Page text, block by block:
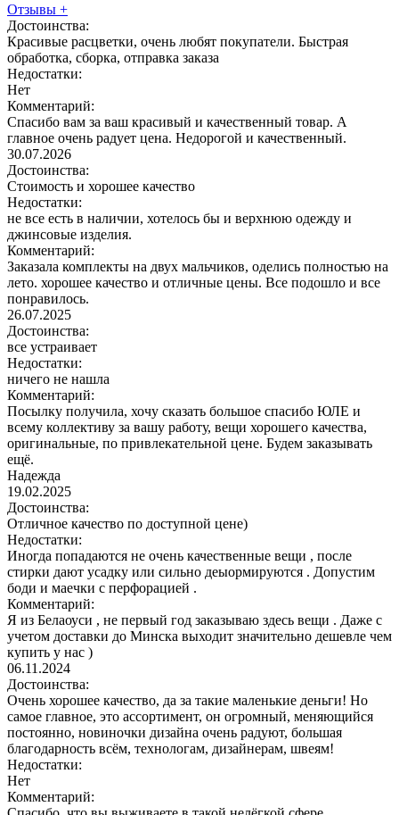
Отзывы +
Достоинства:
Красивые расцветки, очень любят покупатели. Быстрая
обработка, сборка, отправка заказа
Недостатки:
Нет
Комментарий:
Спасибо вам за ваш красивый и качественный товар. А
главное очень радует цена. Недорогой и качественный.
30.07.2026
Достоинства:
Стоимость и хорошее качество
Недостатки:
не все есть в наличии, хотелось бы и верхнюю одежду и
джинсовые изделия.
Комментарий:
Заказала комплекты на двух мальчиков, оделись полностью на
лето. хорошее качество и отличные цены. Все подошло и все
понравилось.
26.07.2025
Достоинства:
все устраивает
Недостатки:
ничего не нашла
Комментарий:
Посылку получила, хочу сказать большое спасибо ЮЛЕ и
всему коллективу за вашу работу, вещи хорошего качества,
оригинальные, по привлекательной цене. Будем заказывать
ещё.
Надежда
19.02.2025
Достоинства:
Отличное качество по доступной цене)
Недостатки:
Иногда попадаются не очень качественные вещи , после
стирки дают усадку или сильно деыормируются . Допустим
боди и маечки с перфорацией .
Комментарий:
Я из Белаоуси , не первый год заказываю здесь вещи . Даже с
учетом доставки до Минска выходит значительно дешевле чем
купить у нас )
06.11.2024
Достоинства:
Очень хорошее качество, да за такие маленькие деньги! Но
самое главное, это ассортимент, он огромный, меняющийся
постоянно, новиночки дизайна очень радуют, большая
благодарность всём, технологам, дизайнерам, швеям!
Недостатки:
Нет
Комментарий: